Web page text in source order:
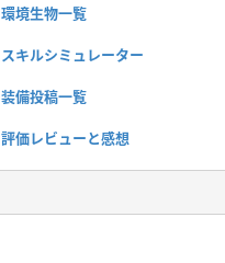
環境生物一覧
スキルシミュレーター
装備投稿一覧
評価レビューと感想